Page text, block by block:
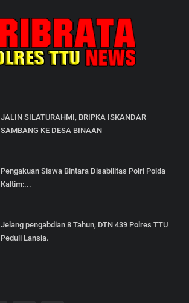
JALIN SILATURAHMI, BRIPKA ISKANDAR
SAMBANG KE DESA BINAAN
Pengakuan Siswa Bintara Disabilitas Polri Polda
Kaltim:...
Jelang pengabdian 8 Tahun, DTN 439 Polres TTU
Peduli Lansia.